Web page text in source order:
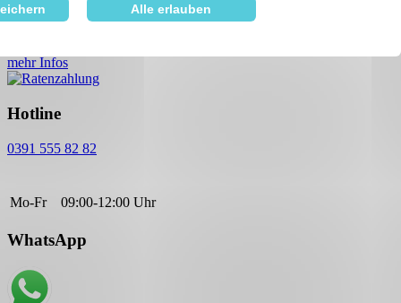
Gültig für Deutschland Festland.
mehr Infos
Hotline
0391 555 82 82
Mo-Fr 09:00-12:00 Uhr
WhatsApp
Alle erlauben